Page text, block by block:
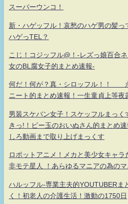
スーパーウンコ！
新・ハゲッフル！哀愁のハゲ男の髪っ
ハゲっTEL？
こじ！コジッフル@！-レズっ娘百合
女のBL腐女子的まとめ速報-
何だ！何が？真・シロッフル！！
ニート的まとめ速報！一生童貞上等夜
男装スケバン女子！スケッフルまっく
きっ!！ビー玉のおいぬさん的まとめ
しろ動画まで取り上げまっくす
ロボットアニメ！メカと美少女キャラ
非モテ星人 ！あらゆるマニアの為の
ハルッフル-専業主夫的YOUTUBERま
く！初老人の介護生活！激動の1750日